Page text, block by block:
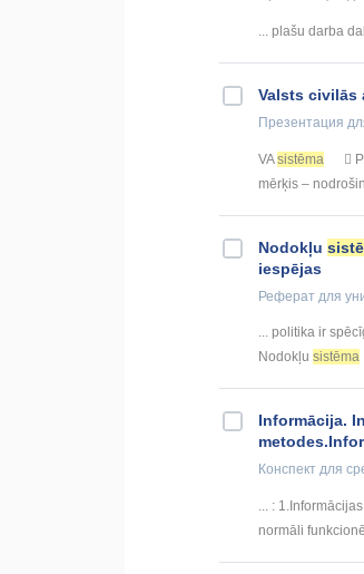
... plašu darba
Valsts civilās
Презентация
VAsistēma 
mērķis –
Nodokļu
iespējas
Реферат для
... politika ir
Nodokļu sistēma
Informācija.
Конспект для
... : 1.Informācijas
normāli